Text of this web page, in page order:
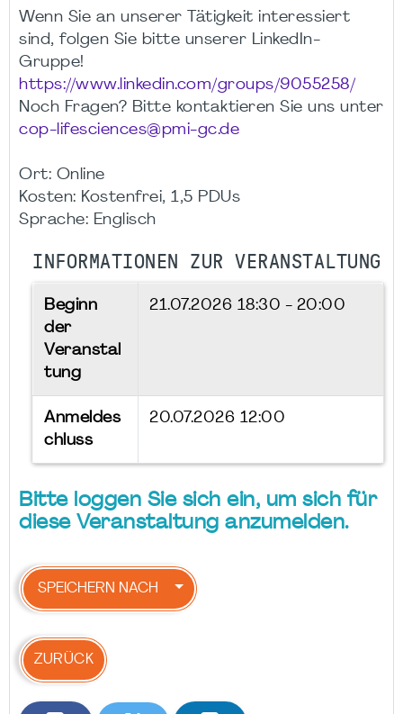
Wenn Sie an unserer Tätigkeit interessiert
sind, folgen Sie bitte unserer LinkedIn-
Gruppe!
https://www.linkedin.com/groups/9055258/
Noch Fragen? Bitte kontaktieren Sie uns unter
cop-lifesciences@pmi-gc.de
Ort: Online
Kosten: Kostenfrei, 1,5 PDUs
Sprache: Englisch
INFORMATIONEN ZUR VERANSTALTUNG
Beginn
der
Veranstal
tung
21.07.2026 18:30 - 20:00
Anmeldes
chluss
20.07.2026 12:00
Bitte loggen Sie sich ein, um sich für
diese Veranstaltung anzumelden.
SPEICHERN NACH
ZURÜCK